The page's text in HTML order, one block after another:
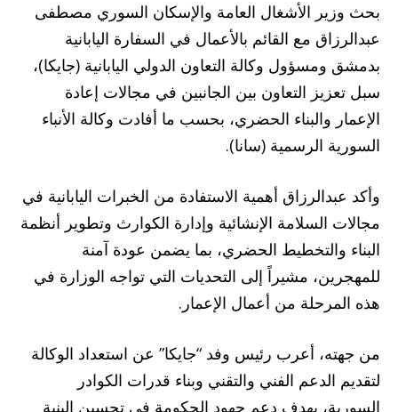
بحث وزير الأشغال العامة والإسكان السوري مصطفى
عبدالرزاق مع القائم بالأعمال في السفارة اليابانية
بدمشق ومسؤول وكالة التعاون الدولي اليابانية (جايكا)،
سبل تعزيز التعاون بين الجانبين في مجالات إعادة
الإعمار والبناء الحضري، بحسب ما أفادت وكالة الأنباء
السورية الرسمية (سانا).
وأكد عبدالرزاق أهمية الاستفادة من الخبرات اليابانية في
مجالات السلامة الإنشائية وإدارة الكوارث وتطوير أنظمة
البناء والتخطيط الحضري، بما يضمن عودة آمنة
للمهجرين، مشيراً إلى التحديات التي تواجه الوزارة في
هذه المرحلة من أعمال الإعمار.
من جهته، أعرب رئيس وفد “جايكا” عن استعداد الوكالة
لتقديم الدعم الفني والتقني وبناء قدرات الكوادر
السورية، بهدف دعم جهود الحكومة في تحسين البنية